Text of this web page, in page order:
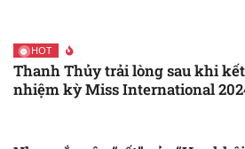
HOT
Thanh Thủy trải lòng sau khi
nhiệm kỳ Miss International